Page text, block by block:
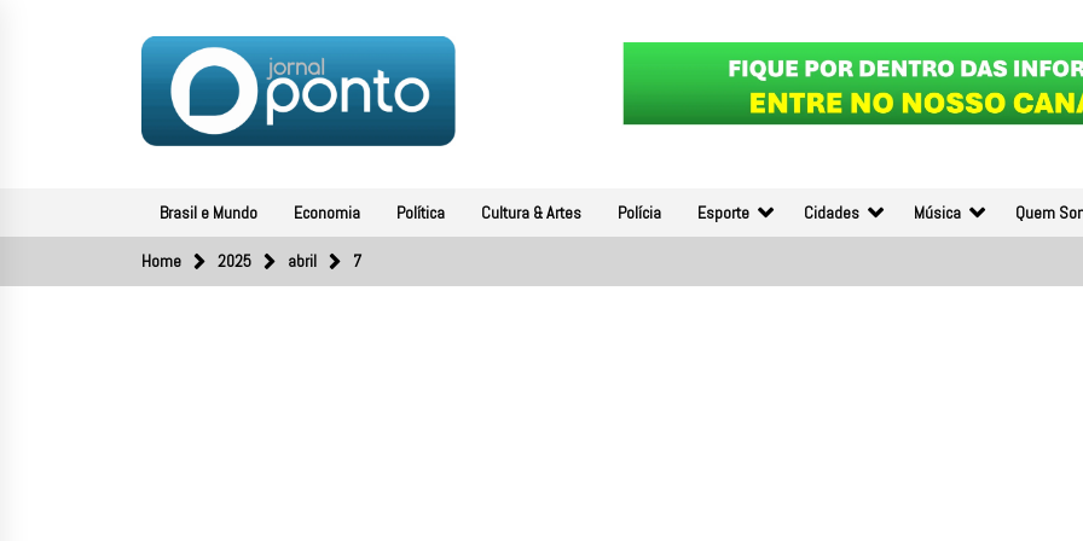
Brasil e Mundo Economia Política Cultura & Artes Polícia Esporte Cidades Música Quem
Home 2025 abril 7